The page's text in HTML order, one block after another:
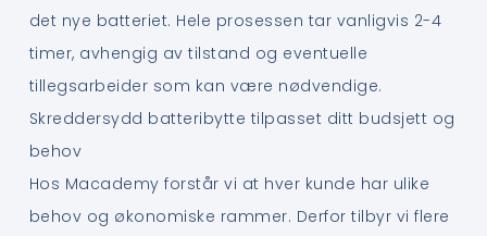
det nye batteriet. Hele prosessen tar vanligvis 2-4
timer, avhengig av tilstand og eventuelle
tillegsarbeider som kan være nødvendige.
Skreddersydd batteribytte tilpasset ditt budsjett og
behov
Hos Macademy forstår vi at hver kunde har ulike
behov og økonomiske rammer. Derfor tilbyr vi flere